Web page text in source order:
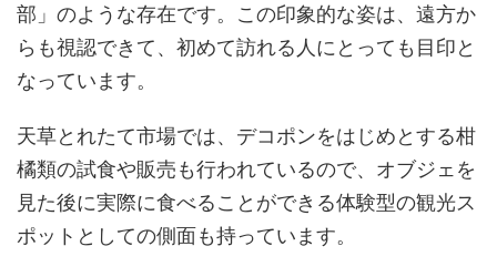
部」のような存在です。この印象的な姿は、遠方か
らも視認できて、初めて訪れる人にとっても目印と
なっています。
天草とれたて市場では、デコポンをはじめとする柑
橘類の試食や販売も行われているので、オブジェを
見た後に実際に食べることができる体験型の観光ス
ポットとしての側面も持っています。